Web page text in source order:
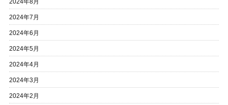
2024年8月
2024年7月
2024年6月
2024年5月
2024年4月
2024年3月
2024年2月